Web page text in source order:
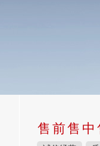
售前售